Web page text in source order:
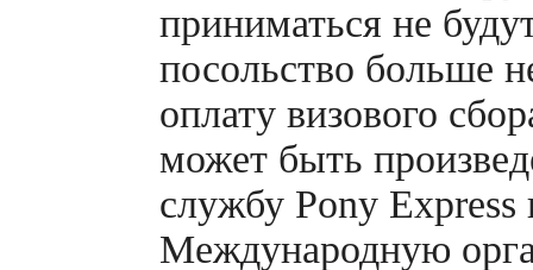
приниматься не
посольство больше
оплату визового
может быть
службу Pony Express
Международную